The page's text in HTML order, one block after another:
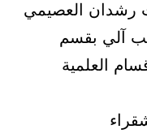
رشدان العصيمي
آلي بقسم
العلمية